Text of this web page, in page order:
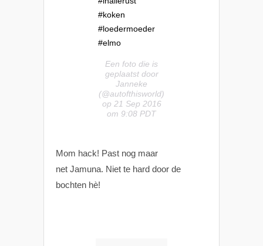
#koken
#loedermoeder
#elmo
Een foto die is
geplaatst door
Janneke
(@autofthisworld)
op 21 Sep 2016
om 9:08 PDT
Mom hack! Past nog maar
net Jamuna. Niet te hard door de
bochten hè!